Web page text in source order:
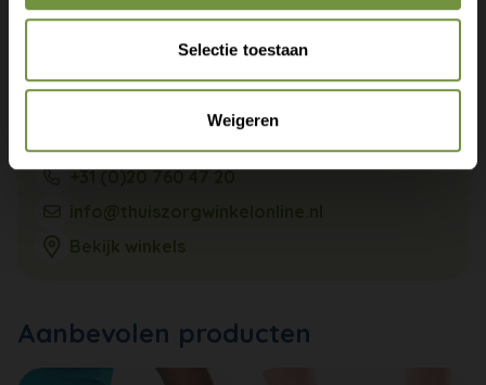
Selectie toestaan
Weigeren
+31 (0)20 760 47 20
Bekijk winkels
Aanbevolen producten